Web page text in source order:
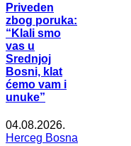
Priveden
zbog poruka:
“Klali smo
vas u
Srednjoj
Bosni, klat
ćemo vam i
unuke”
04.08.2026.
Herceg Bosna